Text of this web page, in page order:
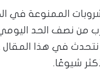
الممنوعة في
من نصف الحد
في هذا المقال
شيوعًا.